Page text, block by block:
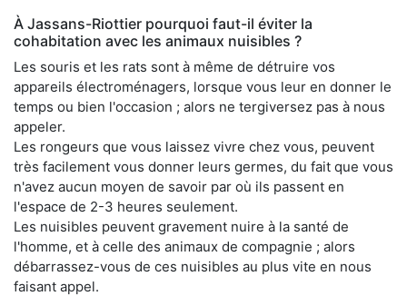
À Jassans-Riottier pourquoi faut-il éviter la
cohabitation avec les animaux nuisibles ?
Les souris et les rats sont à même de détruire vos
appareils électroménagers, lorsque vous leur en donner le
temps ou bien l'occasion ; alors ne tergiversez pas à nous
appeler.
Les rongeurs que vous laissez vivre chez vous, peuvent
très facilement vous donner leurs germes, du fait que vous
n'avez aucun moyen de savoir par où ils passent en
l'espace de 2-3 heures seulement.
Les nuisibles peuvent gravement nuire à la santé de
l'homme, et à celle des animaux de compagnie ; alors
débarrassez-vous de ces nuisibles au plus vite en nous
faisant appel.